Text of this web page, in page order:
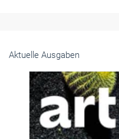
Aktuelle Ausgaben